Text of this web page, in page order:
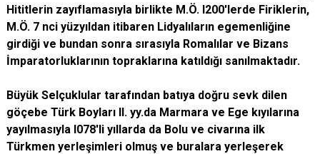
Hititlerin zayıflamasıyla birlikte M.Ö. l200'lerde Firiklerin,
M.Ö. 7 nci yüzyıldan itibaren Lidyalıların egemenliğine
girdiği ve bundan sonra sırasıyla Romalılar ve Bizans
İmparatorluklarının topraklarına katıldığı sanılmaktadır.
Büyük Selçuklular tarafından batıya doğru sevk dilen
göçebe Türk Boyları ll. yy.da Marmara ve Ege kıyılarına
yayılmasıyla l078'li yıllarda da Bolu ve civarına ilk
Türkmen yerleşimleri olmuş ve buralara yerleşerek